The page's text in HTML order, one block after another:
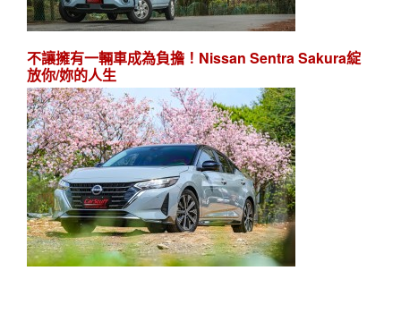
不讓擁有一輛車成為負擔！Nissan Sentra Sakura綻
放你/妳的人生